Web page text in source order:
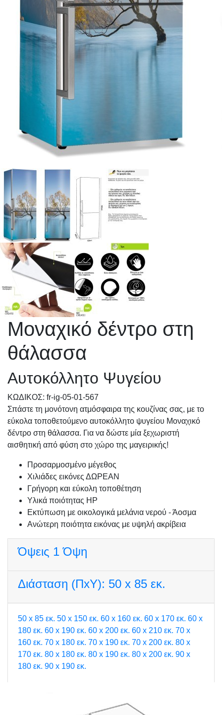
Μοναχικό δέντρο στη
θάλασσα
Αυτοκόλλητο Ψυγείου
KΩΔΙΚΟΣ: fr-ig-05-01-567
Σπάστε τη μονότονη ατμόσφαιρα της κουζίνας σας, με το
εύκολα τοποθετούμενο αυτοκόλλητο ψυγείου Μοναχικό
δέντρο στη θάλασσα. Για να δώστε μία ξεχωριστή
αισθητική από φύση στο χώρο της μαγειρικής!
Προσαρμοσμένo μέγεθος
Χιλιάδες εικόνες ΔΩΡΕΑΝ
Γρήγορη και εύκολη τοποθέτηση
Υλικά ποιότητας HP
Εκτύπωση με οικολογικά μελάνια νερού - Άοσμα
Ανώτερη ποιότητα εικόνας με υψηλή ακρίβεια
Όψεις 1 Όψη
Διάσταση (ΠxΥ): 50 x 85 εκ.
50 x 85 εκ. 50 x 150 εκ. 60 x 160 εκ. 60 x 170 εκ. 60 x
180 εκ. 60 x 190 εκ. 60 x 200 εκ. 60 x 210 εκ. 70 x
160 εκ. 70 x 180 εκ. 70 x 190 εκ. 70 x 200 εκ. 80 x
170 εκ. 80 x 180 εκ. 80 x 190 εκ. 80 x 200 εκ. 90 x
180 εκ. 90 x 190 εκ.